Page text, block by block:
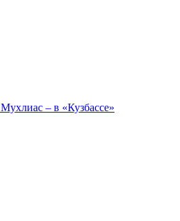
– в «Кузбассе»